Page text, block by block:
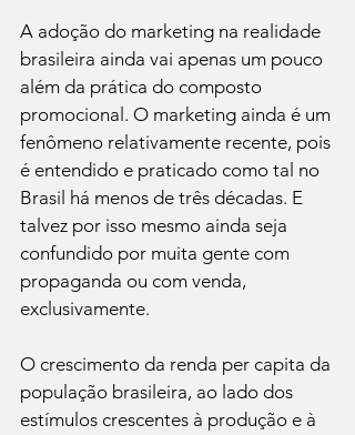
A adoção do marketing na realidade
brasileira ainda vai apenas um pouco
além da prática do composto
promocional. O marketing ainda é um
fenômeno relativamente recente, pois
é entendido e praticado como tal no
Brasil há menos de três décadas. E
talvez por isso mesmo ainda seja
confundido por muita gente com
propaganda ou com venda,
exclusivamente.
O crescimento da renda per capita da
população brasileira, ao lado dos
estímulos crescentes à produção e à